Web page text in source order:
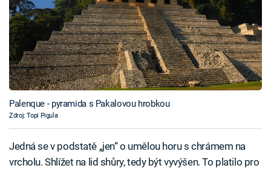
Palenque - pyramida s Pakalovou hrobkou
Zdroj: Topi Pigula
Jedná se v podstatě „jen“ o umělou horu s chrámem na
vrcholu. Shlížet na lid shůry, tedy být vyvýšen. To platilo pro